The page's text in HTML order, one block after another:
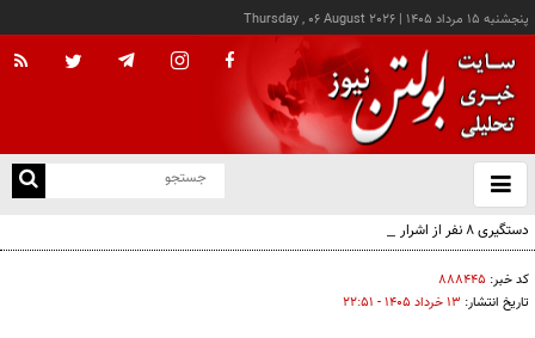
پنجشنبه ۱۵ مرداد ۱۴۰۵ |
Thursday , 06 August 2026
باز
و
دستگیری ۸ نفر از اشرار مسلح شاخص و مرتبطین گروهک‌های تروریستی
کد خبر: ۸۸۸۴۴۵
تاریخ انتشار: ۱۳ خرداد ۱۴۰۵ - ۲۲:۵۱